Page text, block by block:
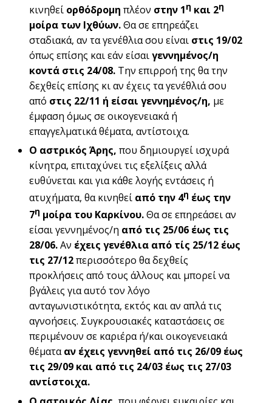
κινηθεί ορθόδρομη πλέον στην 1η και 2η
μοίρα των Ιχθύων.Θα σε επηρεάζει
σταδιακά, αν τα γενέθλια σου είναι στις 19/02
όπως επίσης και εάν είσαιγεννημένος/η
κοντά στις 24/08. Την επιρροή της θα την
δεχθείς επίσης κι αν έχεις τα γενέθλιά σου
από στις 22/11 ή είσαι γεννημένος/η, με
έμφαση όμως σε οικογενειακά ή
επαγγελματικά θέματα, αντίστοιχα.
Ο αστρικός Άρης, που δημιουργεί ισχυρά
κίνητρα, επιταχύνει τις εξελίξεις αλλά
ευθύνεται και για κάθε λογής εντάσεις ή
ατυχήματα, θα κινηθεί από την 4η έως την
7η μοίρα του Καρκίνου.Θα σε επηρεάσει αν
είσαι γεννημένος/η από τις 25/06 έως τις
28/06.Αν έχεις γενέθλια από τίς 25/12 έως
τις 27/12περισσότερο θα δεχθείς
προκλήσεις από τους άλλους και μπορεί να
βγάλεις για αυτό τον λόγο
ανταγωνιστικότητα, εκτός και αν απλά τις
αγνοήσεις. Συγκρουσιακές καταστάσεις σε
περιμένουν σε καριέρα ή/και οικογενειακά
θέματααν έχεις γεννηθεί από τις 26/09 έως
τις 29/09 και από τις 24/03 έως τις 27/03
αντίστοιχα.